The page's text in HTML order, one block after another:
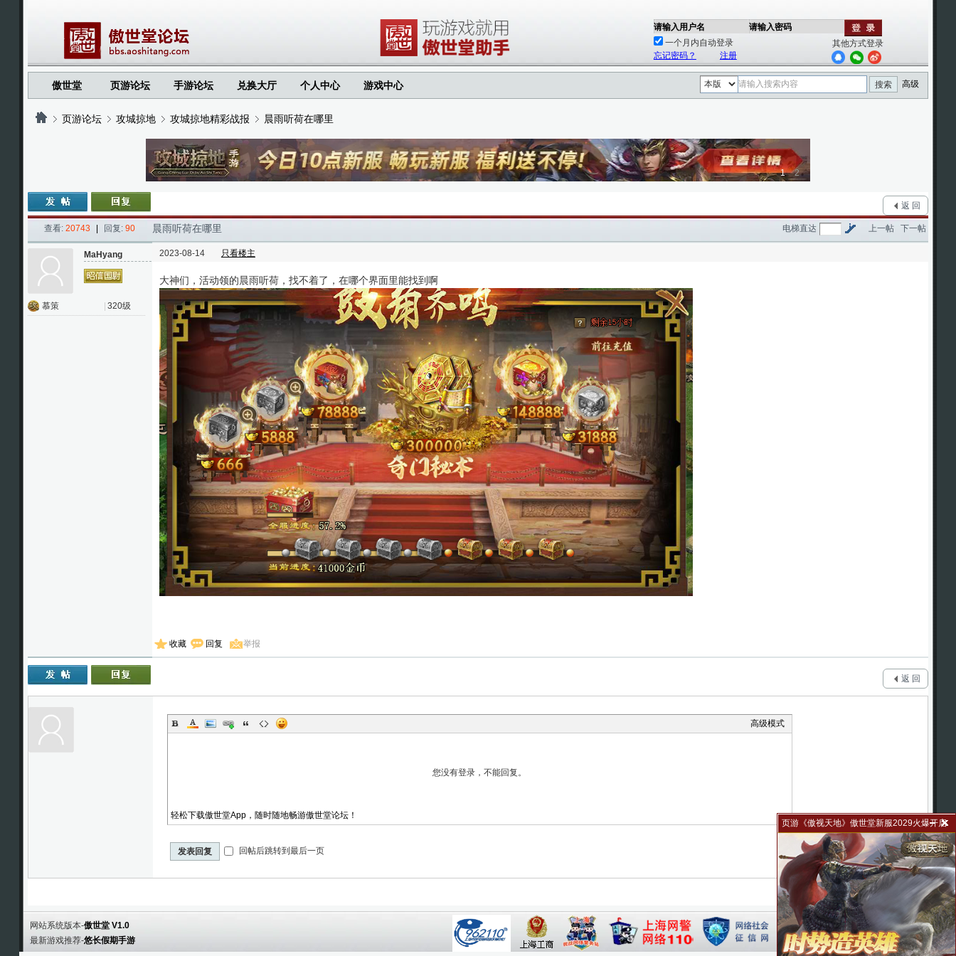
请输入用户名
请输入密码
一个月内自动登录
忘记密码？
注册
其他方式登录
傲世堂 页游论坛 手游论坛 兑换大厅 个人中心 游戏中心 搜索 高级
页游论坛 攻城掠地
›
攻城掠地精彩战报
›
晨雨听荷在哪里
1 2
返 回
查看: 20743 回复: 90 晨雨听荷在哪里 上一帖 下一帖
电梯直达
MaHyang
慕策 320级
2023-08-14 只看楼主
大神们，活动领的晨雨听荷，找不着了，在哪个界面里能找到啊
收藏 回复 举报
返 回
高级模式
轻松下载傲世堂App，随时随地畅游傲世堂论坛！
发表回复 回帖后跳转到最后一页
网站系统版本-傲世堂 V1.0
最新游戏推荐-悠长假期手游 31010102002502
页游《傲视天地》傲世堂新服2029火爆开启